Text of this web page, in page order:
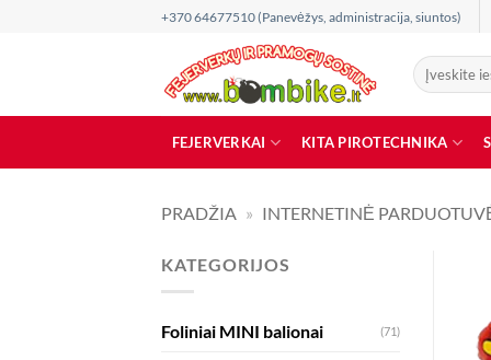
+370 64677510 (Panevėžys, administracija, siuntos)
Ieškoti:
FEJERVERKAI KITA PIROTECHNIKA
PRADŽIA » INTERNETINĖ
KATEGORIJOS
Foliniai MINI balionai (71)